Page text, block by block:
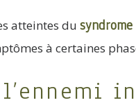
atteintes du
à certaines